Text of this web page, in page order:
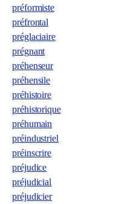
préformiste
préfrontal
préglaciaire
prégnant
préhenseur
préhensile
préhistoire
préhistorique
préhumain
préindustriel
préinscrire
préjudice
préjudicial
préjudicier